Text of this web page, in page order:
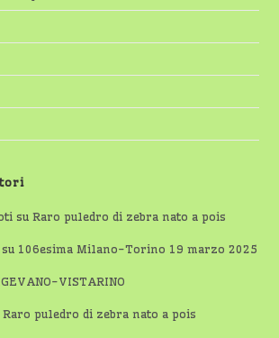
suRaro puledro di zebra nato a pois
su 106esima Milano-Torino 19 marzo 2025
VISTARINO
Raro puledro di zebra nato a pois